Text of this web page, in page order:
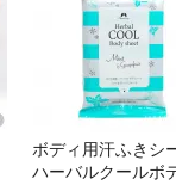
ボディ用汗ふきシ
ハーバルクールボ